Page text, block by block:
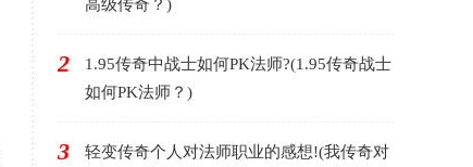
高级传奇？)
2
1.95传奇中战士如何PK法师?(1.95传奇战士
如何PK法师？)
3
轻变传奇个人对法师职业的感想!(我传奇对